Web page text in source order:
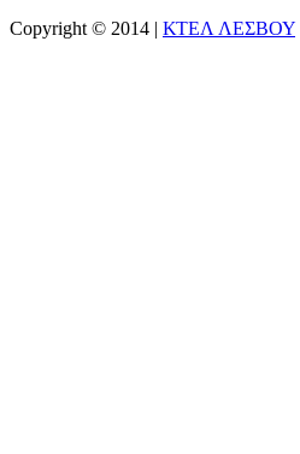
Copyright © 2014 | ΚΤΕΛ ΛΕΣΒΟΥ